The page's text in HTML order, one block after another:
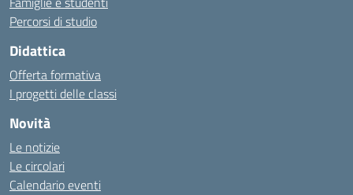
Percorsi di studio
Didattica
Offerta formativa
I progetti delle classi
Novità
Le notizie
Le circolari
Calendario eventi